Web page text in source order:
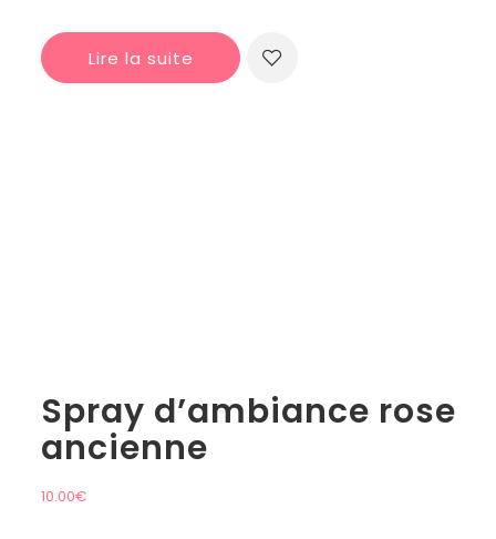
Lire la suite
Spray d’ambiance rose
ancienne
10.00€